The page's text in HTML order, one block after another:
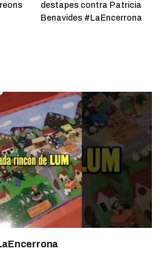
destapes contra Patricia
Benavides #LaEncerrona